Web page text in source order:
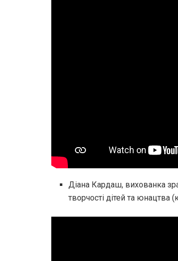
Діана Кардаш, вихованка
творчості дітей та юнацтва